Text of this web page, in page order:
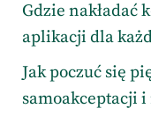
Gdzie nakładać
aplikacji dla
Jak poczuć się
samoakceptacji